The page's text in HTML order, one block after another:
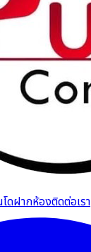
ดฝากห้องติดต่อเรา